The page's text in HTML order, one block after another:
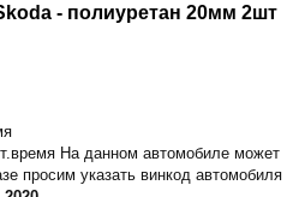
наст.время При установке проставок
проставок 30мм вам
40-15-013
При установке проставок 30мм вам
40-15-013
- полиуретан 20мм 2шт
На данном автомобиле может
просим указать винкод автомобиля